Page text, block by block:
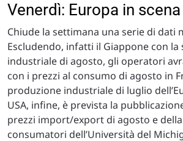
Venerdì: Europa in scena
Chiude la settimana una serie di dati
Escludendo, infatti il Giappone con
industriale di agosto, gli operatori
con i prezzi al consumo di agosto in
produzione industriale di luglio
USA, infine, è prevista la
prezzi import/export di agosto e
consumatori dell’Università del